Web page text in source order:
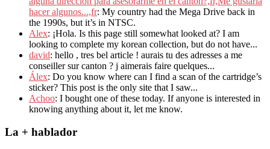
hacer algunos...,fr: My country had the Mega Drive back in
the 1990s, but it’s in NTSC.
Alex: ¡Hola. Is this page still somewhat looked at? I am
looking to complete my korean collection, but do not have...
david: hello , tres bel article ! aurais tu des adresses a me
conseiller sur canton ? j aimerais faire quelques...
Álex: Do you know where can I find a scan of the cartridge’s
sticker? This post is the only site that I saw...
Achoo: I bought one of these today. If anyone is interested in
knowing anything about it, let me know.
La + hablador